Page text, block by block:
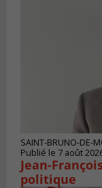
SAINT-BRUNO-DE-
Publié le 7 août
Jean-
politique